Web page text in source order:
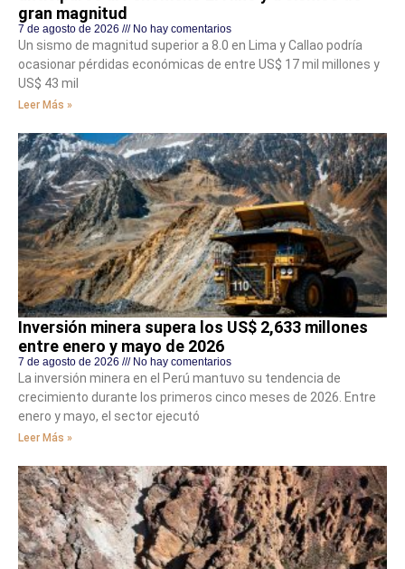
gran magnitud
7 de agosto de 2026 No hay comentarios
Un sismo de magnitud superior a 8.0 en Lima y Callao podría
ocasionar pérdidas económicas de entre US$ 17 mil millones y
US$ 43 mil
Leer Más »
Inversión minera supera los US$ 2,633 millones
entre enero y mayo de 2026
7 de agosto de 2026 No hay comentarios
La inversión minera en el Perú mantuvo su tendencia de
crecimiento durante los primeros cinco meses de 2026. Entre
enero y mayo, el sector ejecutó
Leer Más »